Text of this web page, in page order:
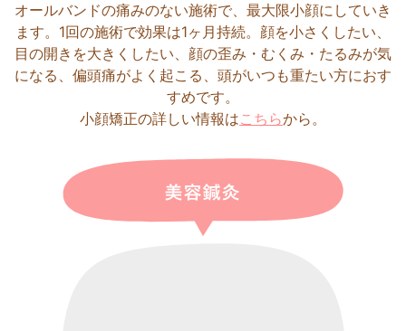
オールバンドの痛みのない施術で、最大限小顔にしていき
ます。1回の施術で効果は1ヶ月持続。顔を小さくしたい、
目の開きを大きくしたい、顔の歪み・むくみ・たるみが気
になる、偏頭痛がよく起こる、頭がいつも重たい方におす
すめです。
小顔矯正の詳しい情報はこちらから。